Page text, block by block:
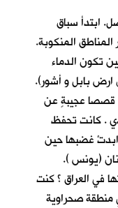
ابتدأ سباق
المنكوبة.
تكون الدماء
ارض بابل و أشور).
قصصاً عجيبةٍ عن
. كانت تحفظ
ابدتْ غضبها حين
(يونس ).
في العراق ؟ كنت
صحراوية